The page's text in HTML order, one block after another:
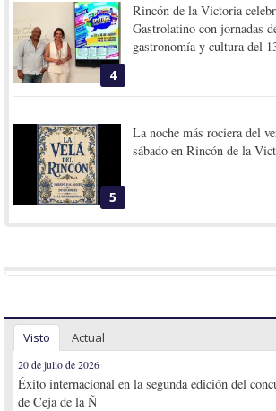
4
Rincón de la Victoria
Gastrolatino con jornadas
gastronomía y cultura del
5
La noche más rociera del
sábado en Rincón de la
Visto Actual
20 de julio de 2026
Éxito internacional en la segunda edición del
de Ceja de la Ñ